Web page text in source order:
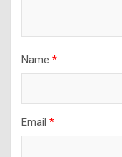
Name *
Email *